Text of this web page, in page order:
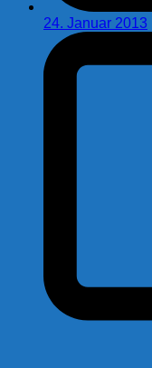
24. Januar 2013